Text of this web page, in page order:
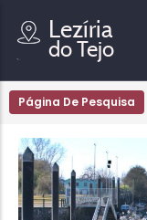
Página De Pesquisa